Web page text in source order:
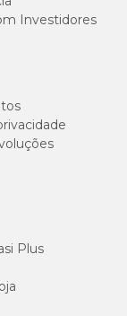
Investidores
Plus